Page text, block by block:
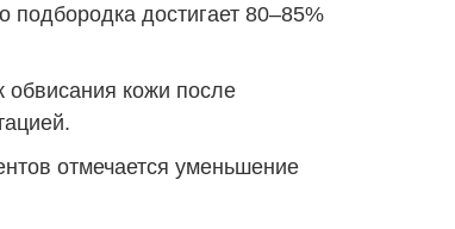
достигает 80–85%
обвисания кожи после
отмечается уменьшение